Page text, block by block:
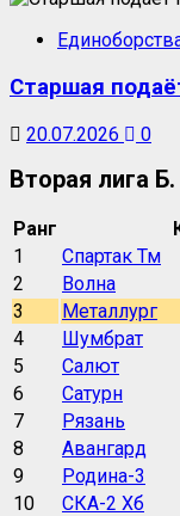
Старшая
20.07.2026 0
Вторая лига Б.
Ранг
1
Спартак Тм
2
Волна
3
Металлург
4
Шумбрат
5
Салют
6
Сатурн
7
Рязань
8
Авангард
9
Родина-3
10
СКА-2 Хб